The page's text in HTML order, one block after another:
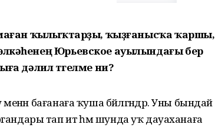
ҡылыҡтарҙы, ҡыҙғанысҡа ҡаршы,
Юрьевское ауылындағы бер
дәлил түгелме ни?
бағанаға ҡуша бәйләгәндәр. Уны бындай
тап итә һәм шунда уҡ дауаханаға